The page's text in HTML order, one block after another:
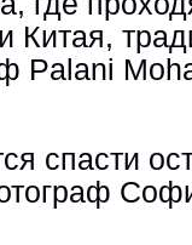
Китая,
Palani
спасти